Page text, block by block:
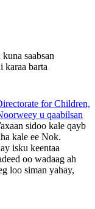
saabsan
karaa barta
for Children,
u qaabilsan
sidoo kale qayb
kale ee Nok.
isku keentaa
oo wadaag ah
loo siman yahay,